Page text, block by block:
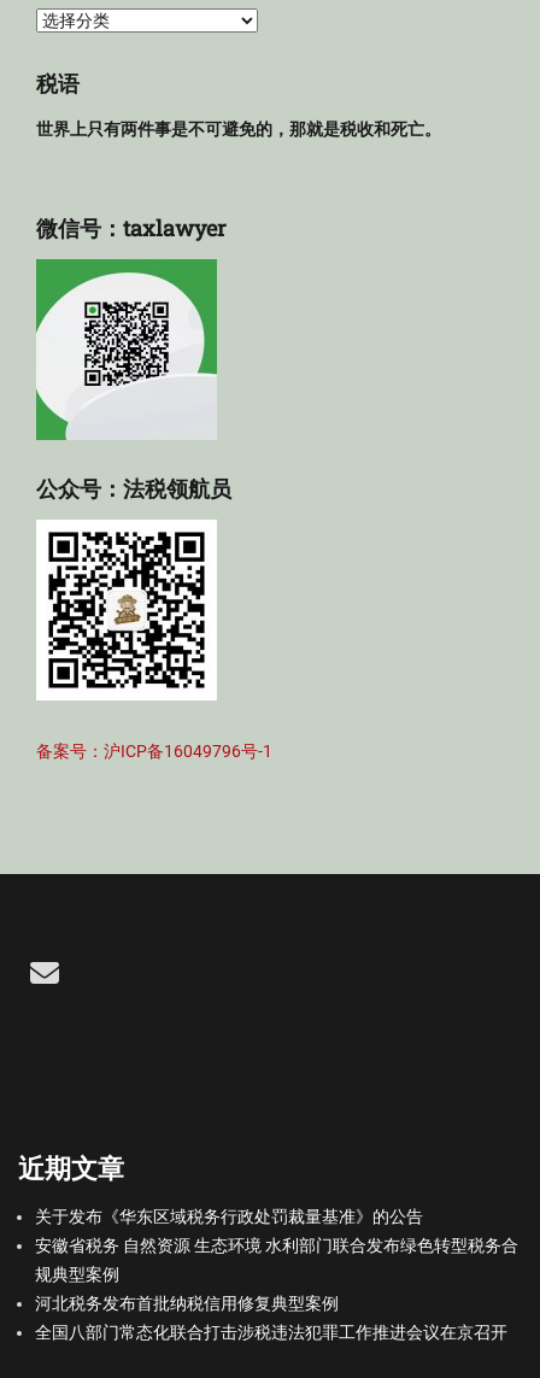
法
库
税语
世界上只有两件事是不可避免的，那就是税收和死亡。
微信号：taxlawyer
公众号：法税领航员
备案号：沪ICP备16049796号-1
Email
近期文章
关于发布《华东区域税务行政处罚裁量基准》的公告
安徽省税务 自然资源 生态环境 水利部门联合发布绿色转型税务合
规典型案例
河北税务发布首批纳税信用修复典型案例
全国八部门常态化联合打击涉税违法犯罪工作推进会议在京召开